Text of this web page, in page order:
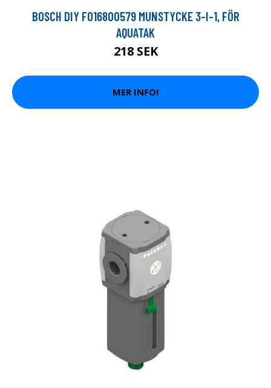
BOSCH DIY F016800579 MUNSTYCKE 3-I-1, FÖR
AQUATAK
218 SEK
MER INFO!